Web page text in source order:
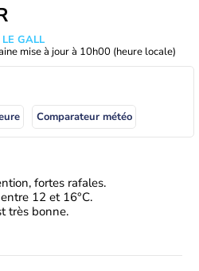
GALL
mise à jour à 10h00 (heure locale)
Comparateur météo
fortes rafales.
12 et 16°C.
très bonne.